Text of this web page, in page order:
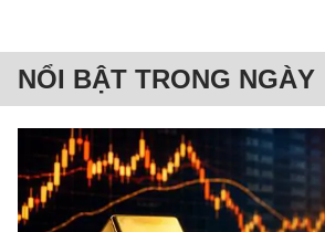
NỔI BẬT TRONG NGÀY